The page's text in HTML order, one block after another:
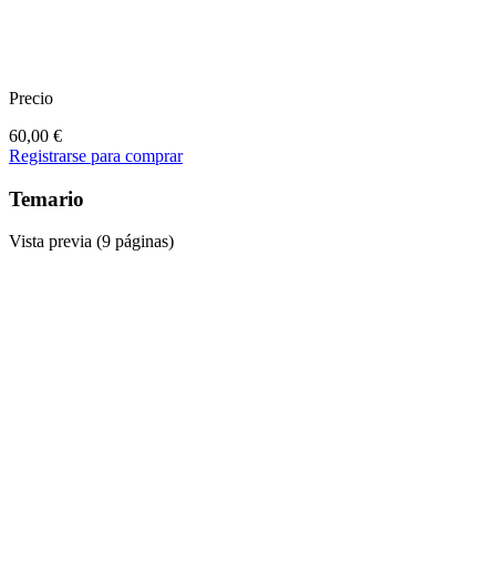
Precio
60,00 €
Registrarse para comprar
Temario
Vista previa (9 páginas)